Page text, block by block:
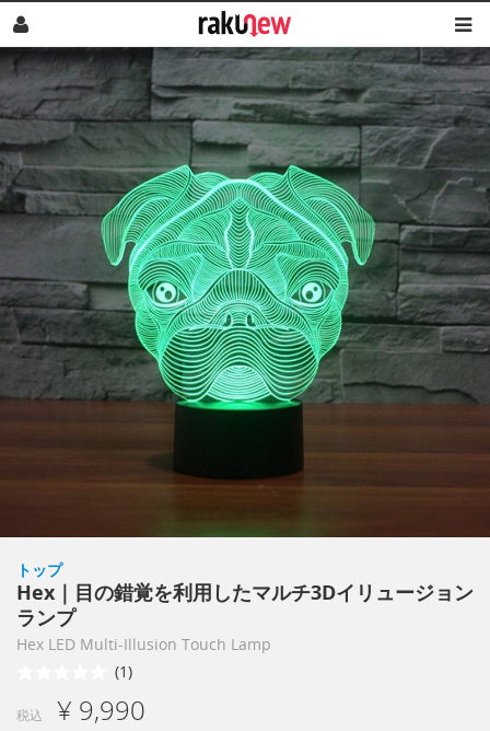
トップ
Hex｜目の錯覚を利用したマルチ3Dイリュージョン
ランプ
Hex LED Multi-Illusion Touch Lamp
(1)
税込 ¥ 9,990